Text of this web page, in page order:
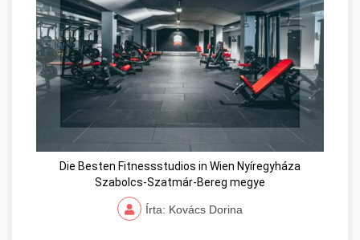
Die Besten Fitnessstudios in Wien Nyíregyháza
Szabolcs-Szatmár-Bereg megye
Írta: Kovács Dorina